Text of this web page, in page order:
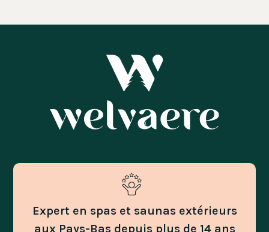
Expert en spas et saunas extérieurs
aux Pays-Bas depuis plus de 14 ans